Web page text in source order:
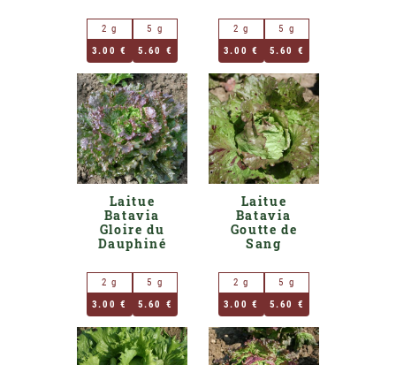
2 g
3.00 €
5 g
5.60 €
2 g
3.00 €
5 g
5.60 €
Laitue
Batavia
Gloire du
Dauphiné
2 g
3.00 €
5 g
5.60 €
Laitue
Batavia
Goutte de
Sang
2 g
3.00 €
5 g
5.60 €